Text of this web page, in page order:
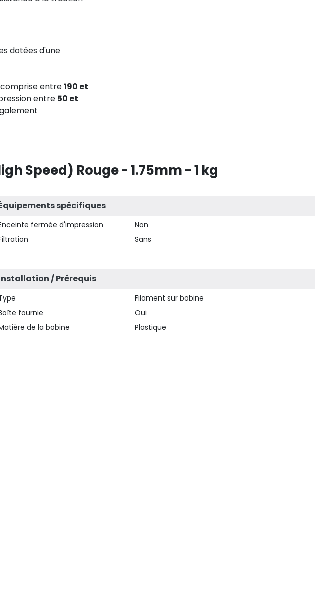
dotées d'une
entre190 et
entre 50 et
Speed) Rouge - 1.75mm - 1 kg
spécifiques
fermée d'impression
Non
Sans
/ Prérequis
Filament sur bobine
fournie
Oui
de la bobine
Plastique